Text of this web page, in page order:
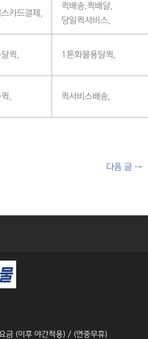
카드결제,
퀵배송,퀵배달,
당일퀵서비스,
퀵, 1톤화물용달퀵,
, 퀵서비스배송,
다음 글→
금 (이후 야간적용) / (연중무휴)